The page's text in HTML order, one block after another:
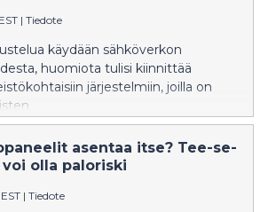
| Tiedote
käydään sähköverkon
huomiota tulisi kiinnittää
järjestelmiin, joilla on
häiriötilanteissa.
asentaa itse? Tee-se-
olla paloriski
| Tiedote